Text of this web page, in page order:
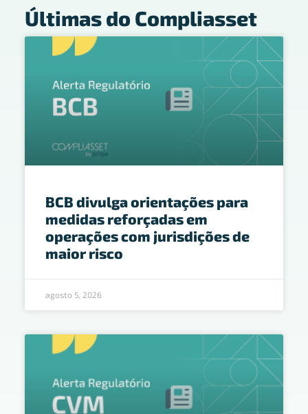
Últimas do Compliasset
BCB divulga orientações para
medidas reforçadas em
operações com jurisdições de
maior risco
agosto 5, 2026